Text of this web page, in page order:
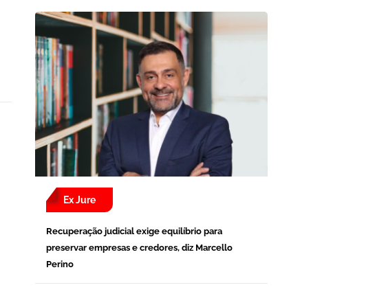
Ex Jure
Recuperação judicial exige equilíbrio para
preservar empresas e credores, diz Marcello
Perino